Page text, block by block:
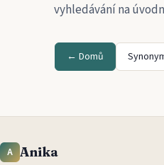
vyhledávání na
← Domů
A Anika